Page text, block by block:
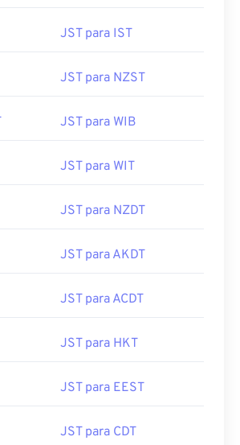
JST para IST
JST para NZST
JST para WIB
JST para WIT
JST para NZDT
JST para AKDT
JST para ACDT
JST para HKT
JST para EEST
JST para CDT